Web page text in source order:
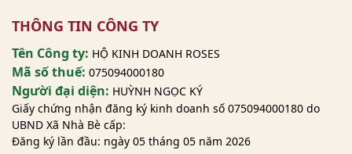
THÔNG TIN CÔNG TY
Tên Công ty: HỘ KINH DOANH ROSES
Mã số thuế: 075094000180
Người đại diện: HUỲNH NGỌC KÝ
Giấy chứng nhận đăng ký kinh doanh số 075094000180 do
UBND Xã Nhà Bè cấp:
Đăng ký lần đầu: ngày 05 tháng 05 năm 2026